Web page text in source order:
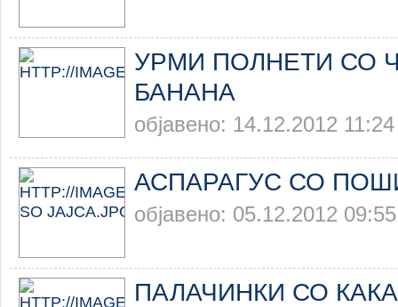
УРМИ ПОЛНЕТИ СО
БАНАНА
објавено: 14.12.2012 11:24
АСПАРАГУС СО
објавено: 05.12.2012 09:55
ПАЛАЧИНКИ СО